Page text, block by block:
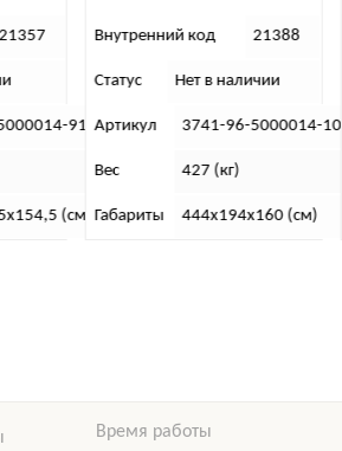
21388
10
(см)
Внутренний код 21364
Статус В наличии
Артикул 3151-20-5000014-91
Вес 249 (кг)
Габариты 400х178,5х154,5 (см)
Время работы